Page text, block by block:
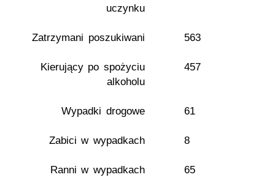
uczynku
Zatrzymani poszukiwani 563
Kierujący po spożyciu
alkoholu
457
Wypadki drogowe 61
Zabici w wypadkach 8
Ranni w wypadkach 65